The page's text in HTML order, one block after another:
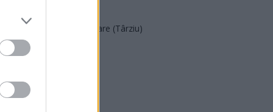
Acțiunea Conservatoare (Târziu)
PDF (Lazarus)
PNȚCD (Pavelescu)
PNCR (Terheș)